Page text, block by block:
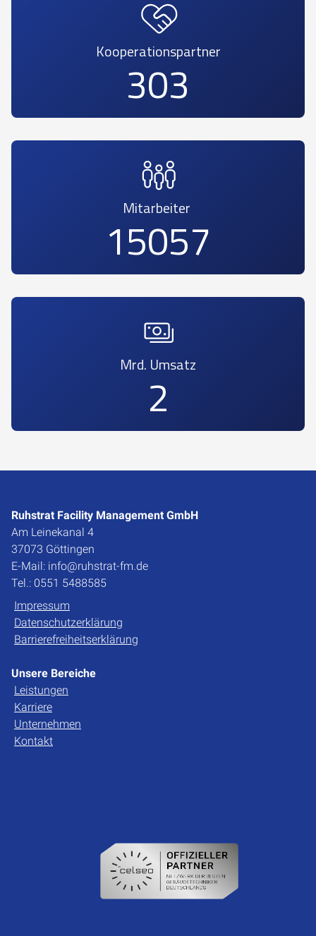
358
Kooperationspartner
17865
Mitarbeiter
2
Mrd. Umsatz
Ruhstrat Facility Management GmbH
Am Leinekanal 4
37073 Göttingen
E-Mail: info@ruhstrat-fm.de
Tel.: 0551 5488585
Impressum
Datenschutzerklärung
Barrierefreiheitserklärung
Unsere Bereiche
Leistungen
Karriere
Unternehmen
Kontakt